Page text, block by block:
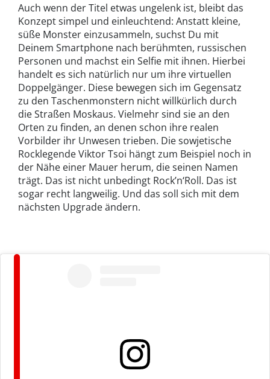
Auch wenn der Titel etwas ungelenk ist, bleibt das
Konzept simpel und einleuchtend: Anstatt kleine,
süße Monster einzusammeln, suchst Du mit
Deinem Smartphone nach berühmten, russischen
Personen und machst ein Selfie mit ihnen. Hierbei
handelt es sich natürlich nur um ihre virtuellen
Doppelgänger. Diese bewegen sich im Gegensatz
zu den Taschenmonstern nicht willkürlich durch
die Straßen Moskaus. Vielmehr sind sie an den
Orten zu finden, an denen schon ihre realen
Vorbilder ihr Unwesen trieben. Die sowjetische
Rocklegende Viktor Tsoi hängt zum Beispiel noch in
der Nähe einer Mauer herum, die seinen Namen
trägt. Das ist nicht unbedingt Rock’n‘Roll. Das ist
sogar recht langweilig. Und das soll sich mit dem
nächsten Upgrade ändern.